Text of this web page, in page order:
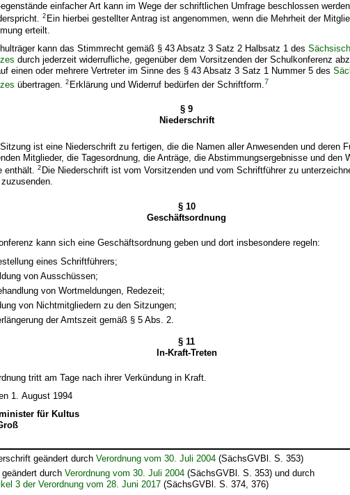
einfacher Art kann im Wege der schriftlichen Umfrage beschlossen
2 Ein hierbei gestellter Antrag ist angenommen, wenn die Mehrheit der
erteilt.
kann das Stimmrecht gemäß § 43 Absatz 3 Satz 2 Halbsatz 1 des
durch jederzeit widerrufliche, gegenüber dem Vorsitzenden der Schulkonferenz
einen oder mehrere Vertreter im Sinne des § 43 Absatz 3 Satz 1 Nummer 5 des
übertragen.2 Erklärung und Widerruf bedürfen der Schriftform.7
§ 9
Niederschrift
ist eine Niederschrift zu fertigen, die die Namen aller Anwesenden und deren
Mitglieder, die Tagesordnung, die Anträge, die Abstimmungsergebnisse und den
enthält.2 Die Niederschrift ist vom Vorsitzenden und vom Schriftführer zu
§ 10
Geschäftsordnung
kann sich eine Geschäftsordnung geben und dort insbesondere regeln:
eines Schriftführers;
von Ausschüssen;
von Wortmeldungen, Redezeit;
von Nichtmitgliedern zu den Sitzungen;
der Amtszeit gemäß § 5 Abs. 2.
§ 11
In-Kraft-Treten
tritt am Tage nach ihrer Verkündung in Kraft.
1. August 1994
für Kultus
geändert durchVerordnung vom 30. Juli 2004 (SächsGVBl. S. 353)
geändert durchVerordnung vom 30. Juli 2004 (SächsGVBl. S. 353) und durch
3 der Verordnung vom 28. Juni 2017 (SächsGVBl. S. 374, 376)